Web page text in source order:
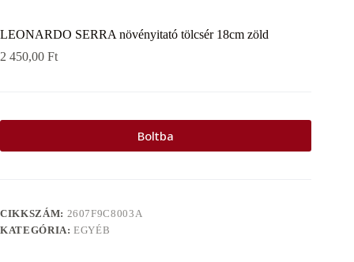
LEONARDO SERRA növényitató tölcsér 18cm zöld
2 450,00 Ft
Boltba
CIKKSZÁM: 2607F9C8003A
KATEGÓRIA:EGYÉB